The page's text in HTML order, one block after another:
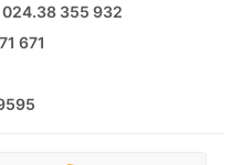
355 932
671